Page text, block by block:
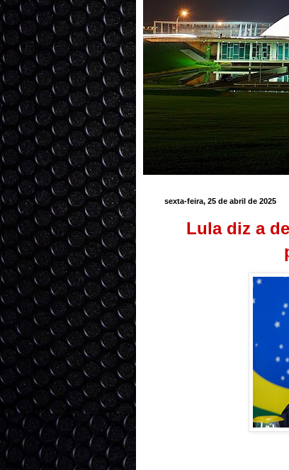
sexta-feira, 25 de abril de 2025
Lula diz a